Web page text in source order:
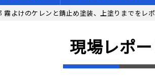
霧よけのケレンと錆止め塗装、上塗りまでをレ
現場レポ